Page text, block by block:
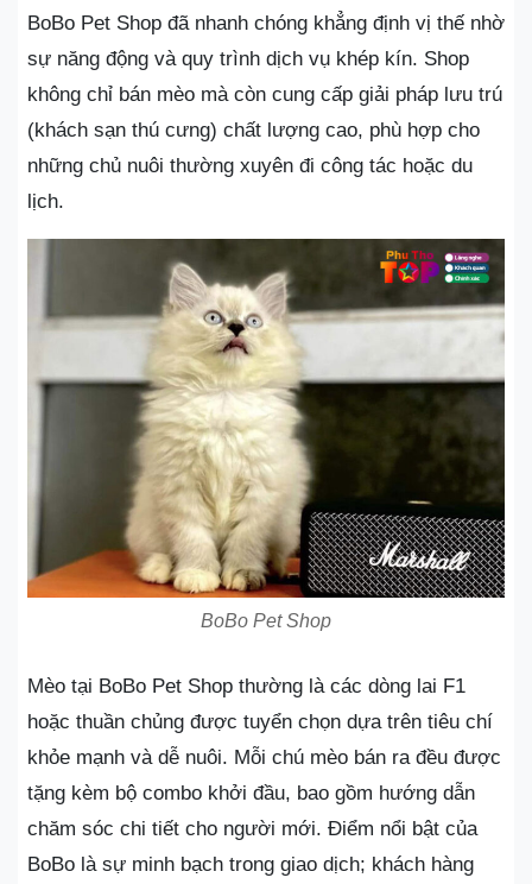
BoBo Pet Shop đã nhanh chóng khẳng định vị thế nhờ
sự năng động và quy trình dịch vụ khép kín. Shop
không chỉ bán mèo mà còn cung cấp giải pháp lưu trú
(khách sạn thú cưng) chất lượng cao, phù hợp cho
những chủ nuôi thường xuyên đi công tác hoặc du
lịch.
BoBo Pet Shop
Mèo tại BoBo Pet Shop thường là các dòng lai F1
hoặc thuần chủng được tuyển chọn dựa trên tiêu chí
khỏe mạnh và dễ nuôi. Mỗi chú mèo bán ra đều được
tặng kèm bộ combo khởi đầu, bao gồm hướng dẫn
chăm sóc chi tiết cho người mới. Điểm nổi bật của
BoBo là sự minh bạch trong giao dịch; khách hàng